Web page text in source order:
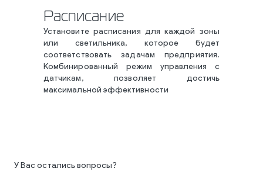
Расписание
Установите расписания для каждой зоны
или светильника, которое будет
соответствовать задачам предприятия.
Комбинированный режим управления с
датчикам, позволяет достичь
максимальной эффективности
У Вас остались вопросы?